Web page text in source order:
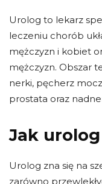
Urolog to lekarz
leczeniu chorób
mężczyzn i kobiet
mężczyzn. Obszar
nerki, pęcherz
prostata oraz
Jak
Urolog zna się na
zarówno